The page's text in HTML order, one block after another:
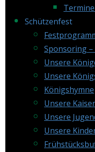
Schützenfest
Sponsoring
Unsere
Unsere
Königshymne
Unsere Kaiser
Unsere
Unsere